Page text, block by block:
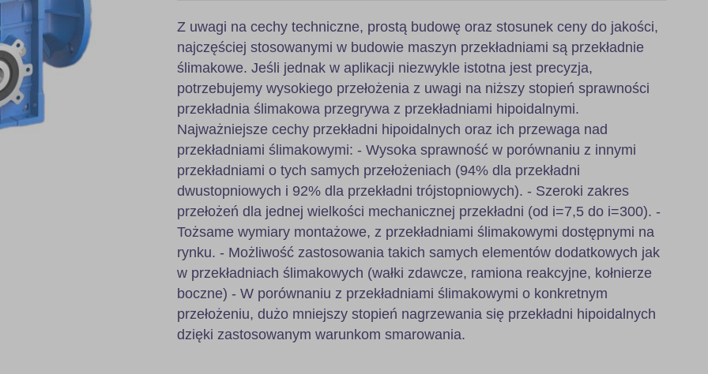
Z uwagi na cechy techniczne, prostą budowę oraz stosunek ceny do jakości,
najczęściej stosowanymi w budowie maszyn przekładniami są przekładnie
ślimakowe. Jeśli jednak w aplikacji niezwykle istotna jest precyzja,
potrzebujemy wysokiego przełożenia z uwagi na niższy stopień sprawności
przekładnia ślimakowa przegrywa z przekładniami hipoidalnymi.
Najważniejsze cechy przekładni hipoidalnych oraz ich przewaga nad
przekładniami ślimakowymi: - Wysoka sprawność w porównaniu z innymi
przekładniami o tych samych przełożeniach (94% dla przekładni
dwustopniowych i 92% dla przekładni trójstopniowych). - Szeroki zakres
przełożeń dla jednej wielkości mechanicznej przekładni (od i=7,5 do i=300). -
Tożsame wymiary montażowe, z przekładniami ślimakowymi dostępnymi na
rynku. - Możliwość zastosowania takich samych elementów dodatkowych jak
w przekładniach ślimakowych (wałki zdawcze, ramiona reakcyjne, kołnierze
boczne) - W porównaniu z przekładniami ślimakowymi o konkretnym
przełożeniu, dużo mniejszy stopień nagrzewania się przekładni hipoidalnych
dzięki zastosowanym warunkom smarowania.